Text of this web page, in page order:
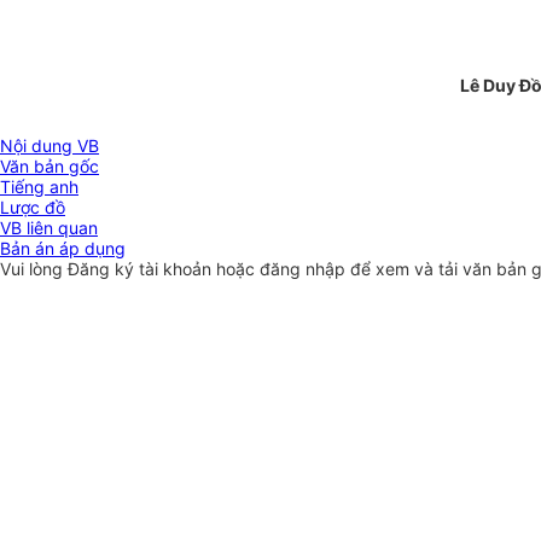
Lê Duy
Nội dung VB
Văn bản gốc
Tiếng anh
Lược đồ
VB liên quan
Bản án áp dụng
Vui lòngĐăng ký tài khoản hoặc đăng nhập để xem và tải văn bản